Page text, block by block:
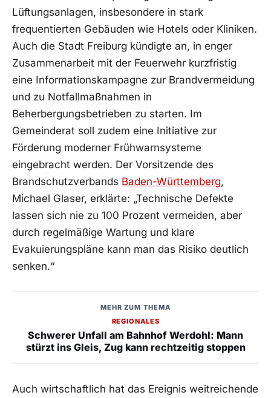
Lüftungsanlagen, insbesondere in stark
frequentierten Gebäuden wie Hotels oder Kliniken.
Auch die Stadt Freiburg kündigte an, in enger
Zusammenarbeit mit der Feuerwehr kurzfristig
eine Informationskampagne zur Brandvermeidung
und zu Notfallmaßnahmen in
Beherbergungsbetrieben zu starten. Im
Gemeinderat soll zudem eine Initiative zur
Förderung moderner Frühwarnsysteme
eingebracht werden. Der Vorsitzende des
Brandschutzverbands Baden-Württemberg,
Michael Glaser, erklärte: „Technische Defekte
lassen sich nie zu 100 Prozent vermeiden, aber
durch regelmäßige Wartung und klare
Evakuierungspläne kann man das Risiko deutlich
senken.“
MEHR ZUM THEMA
REGIONALES
Schwerer Unfall am Bahnhof Werdohl: Mann
stürzt ins Gleis, Zug kann rechtzeitig stoppen
Auch wirtschaftlich hat das Ereignis weitreichende